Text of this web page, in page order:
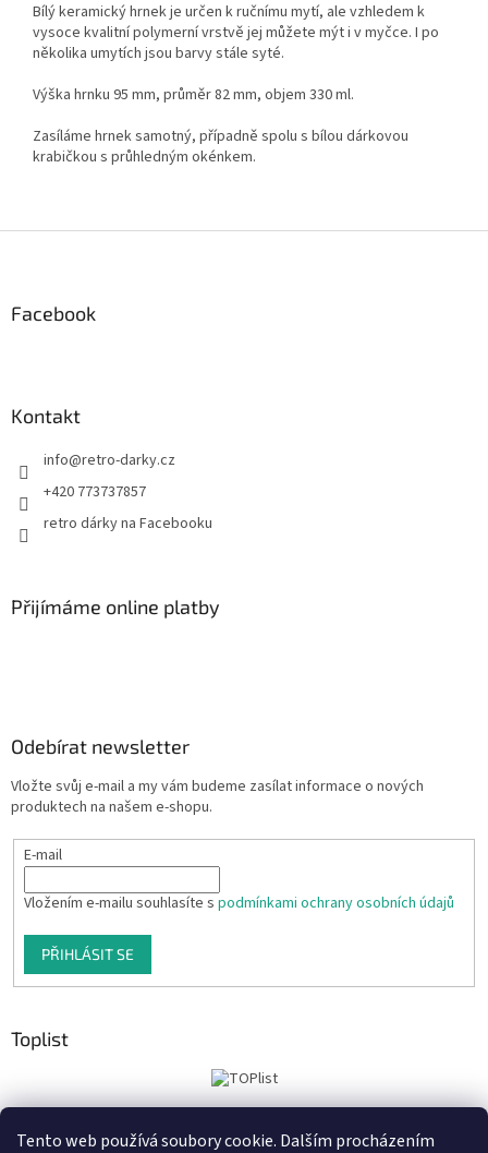
Tento web používá soubory cookie. Dalším procházením
Bílý keramický hrnek je určen k ručnímu mytí, ale vzhledem k
vysoce kvalitní polymerní vrstvě jej můžete mýt i v myčce. I po
několika umytích jsou barvy stále syté.
Výška hrnku 95 mm, průměr 82 mm, objem 330 ml.
Zasíláme hrnek samotný, případně spolu s bílou dárkovou
krabičkou s průhledným okénkem.
Facebook
Kontakt
info@retro-darky.cz
+420 773737857
retro dárky na Facebooku
Přijímáme online platby
Odebírat newsletter
Vložte svůj e-mail a my vám budeme zasílat informace o nových
produktech na našem e-shopu.
E-mail
Vložením e-mailu souhlasíte s podmínkami ochrany osobních údajů
PŘIHLÁSIT SE
Toplist
Tiskoteka.cz Krowki.cz Cedule-Cedulky.cz